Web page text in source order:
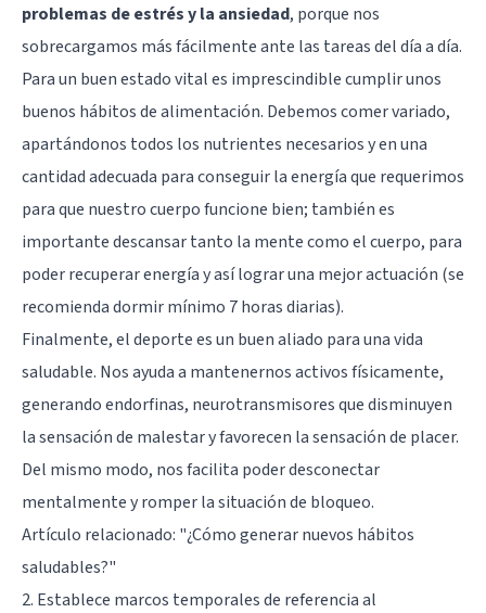
problemas de estrés y la ansiedad, porque nos
sobrecargamos más fácilmente ante las tareas del día a día.
Para un buen estado vital es imprescindible cumplir unos
buenos hábitos de alimentación. Debemos comer variado,
apartándonos todos los nutrientes necesarios y en una
cantidad adecuada para conseguir la energía que requerimos
para que nuestro cuerpo funcione bien; también es
importante descansar tanto la mente como el cuerpo, para
poder recuperar energía y así lograr una mejor actuación (se
recomienda dormir mínimo 7 horas diarias).
Finalmente, el deporte es un buen aliado para una vida
saludable. Nos ayuda a mantenernos activos físicamente,
generando endorfinas, neurotransmisores que disminuyen
la sensación de malestar y favorecen la sensación de placer.
Del mismo modo, nos facilita poder desconectar
mentalmente y romper la situación de bloqueo.
Artículo relacionado: "¿Cómo generar nuevos hábitos
saludables?"
2. Establece marcos temporales de referencia al